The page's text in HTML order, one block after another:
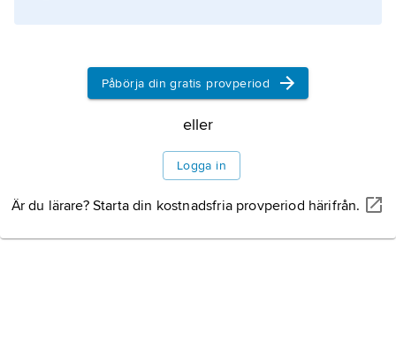
Påbörja din gratis provperiod
eller
Logga in
Är du lärare? Starta din kostnadsfria provperiod härifrån.